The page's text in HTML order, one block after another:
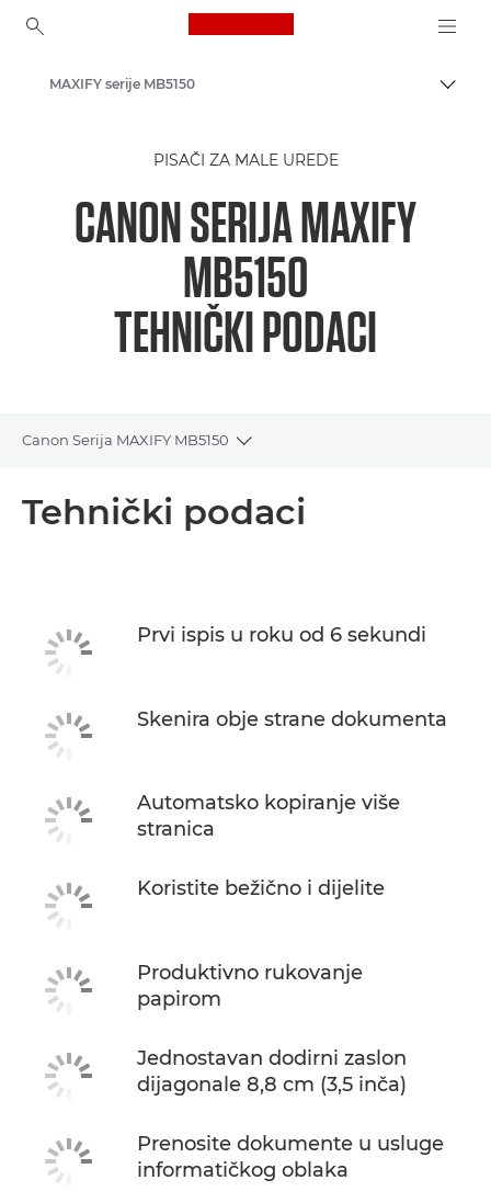
Canon Logo, back to
Pisači tvrtke Canon
Poslovni tintni pisači - Inkjet
MAXIFY serije MB5150
PISAČI ZA MALE UREDE
CANON SERIJA MAXIFY
MB5150
TEHNIČKI PODACI
Canon Serija MAXIFY MB5150
Toggle breadcrumbs
KUPITE TINTU
Tehnički podaci
Prvi ispis u roku od 6 sekundi
Skenira obje strane dokumenta
Automatsko kopiranje više
stranica
Koristite bežično i dijelite
Produktivno rukovanje
papirom
Jednostavan dodirni zaslon
dijagonale 8,8 cm (3,5 inča)
Prenosite dokumente u usluge
informatičkog oblaka